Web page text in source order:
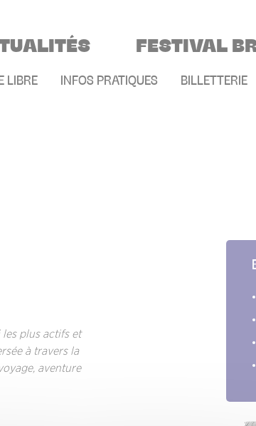
FESTIVAL
SECONDAIRE
LIBRE INFOS PRATIQUES BILLETTERIE
plus actifs et
à travers la
aventure